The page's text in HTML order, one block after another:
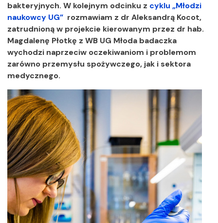
bakteryjnych. W kolejnym odcinku z cyklu „Młodzi
naukowcy UG” rozmawiam z dr Aleksandrą Kocot,
zatrudnioną w projekcie kierowanym przez dr hab.
Magdalenę Płotkę z WB UG Młoda badaczka
wychodzi naprzeciw oczekiwaniom i problemom
zarówno przemysłu spożywczego, jak i sektora
medycznego.